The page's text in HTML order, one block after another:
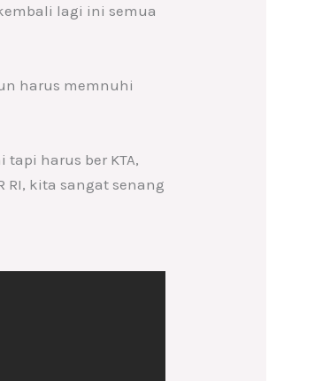
lagi ini semua
harus memnuhi
harus ber KTA,
RI, kita sangat senang